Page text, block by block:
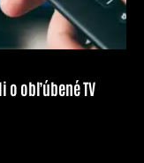
o obľúbené TV